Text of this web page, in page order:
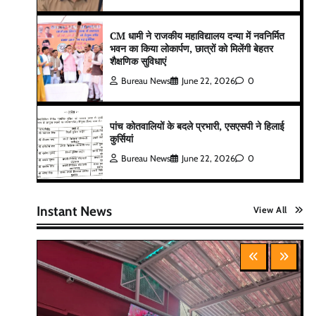
CM धामी ने राजकीय महाविद्यालय दन्या में नवनिर्मित
भवन का किया लोकार्पण, छात्रों को मिलेंगी बेहतर
शैक्षणिक सुविधाएं
Bureau News June 22, 2026 0
पांच कोतवालियों के बदले प्रभारी, एसएसपी ने हिलाई
कुर्सियां
Bureau News June 22, 2026 0
Instant News View All